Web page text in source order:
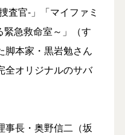
査官-」「マイファミ
緊急救命室～」（す
脚本家・黒岩勉さん
全オリジナルのサバ
長・奥野信二（坂